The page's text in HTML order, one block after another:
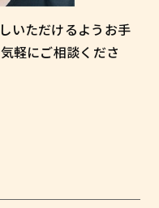
いただけるようお手
軽にご相談くださ